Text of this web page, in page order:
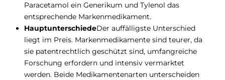
Paracetamol ein Generikum und Tylenol das
entsprechende Markenmedikament.
HauptunterschiedeDer auffälligste Unterschied
liegt im Preis. Markenmedikamente sind teurer, da
sie patentrechtlich geschützt sind, umfangreiche
Forschung erfordern und intensiv vermarktet
werden. Beide Medikamentenarten unterscheiden